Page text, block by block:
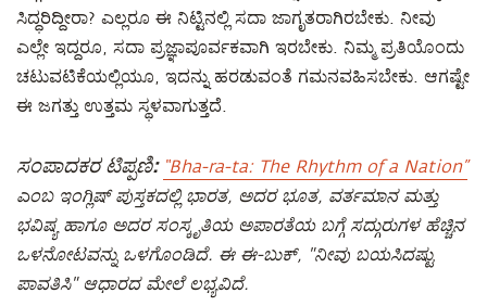
ಸಿದ್ಧರಿದ್ದೀರಾ? ಎಲ್ಲರೂ ಈ ನಿಟ್ಟಿನಲ್ಲಿ ಸದಾ ಜಾಗೃತರಾಗಿರಬೇಕು. ನೀವು
ಎಲ್ಲೇ ಇದ್ದರೂ, ಸದಾ ಪ್ರಜ್ಞಾಪೂರ್ವಕವಾಗಿ ಇರಬೇಕು. ನಿಮ್ಮ ಪ್ರತಿಯೊಂದು
ಚಟುವಟಿಕೆಯಲ್ಲಿಯೂ, ಇದನ್ನು ಹರಡುವಂತೆ ಗಮನವಹಿಸಬೇಕು. ಆಗಷ್ಟೇ
ಈ ಜಗತ್ತು ಉತ್ತಮ ಸ್ಥಳವಾಗುತ್ತದೆ.
ಸಂಪಾದಕರ ಟಿಪ್ಪಣಿ: “Bha-ra-ta: The Rhythm of a Nation”
ಎಂಬ ಇಂಗ್ಲಿಷ್ ಪುಸ್ತಕದಲ್ಲಿ ಭಾರತ, ಅದರ ಭೂತ, ವರ್ತಮಾನ ಮತ್ತು
ಭವಿಷ್ಯ ಹಾಗೂ ಅದರ ಸಂಸ್ಕೃತಿಯ ಅಪಾರತೆಯ ಬಗ್ಗೆ ಸದ್ಗುರುಗಳ ಹೆಚ್ಚಿನ
ಒಳನೋಟವನ್ನು ಒಳಗೊಂಡಿದೆ. ಈ ಈ-ಬುಕ್, "ನೀವು ಬಯಸಿದಷ್ಟು
ಪಾವತಿಸಿ" ಆಧಾರದ ಮೇಲೆ ಲಭ್ಯವಿದೆ.